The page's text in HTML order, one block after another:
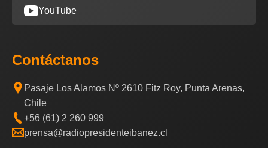
YouTube
Contáctanos
Pasaje Los Alamos Nº 2610 Fitz Roy, Punta Arenas,
Chile
+56 (61) 2 260 999
prensa@radiopresidenteibanez.cl